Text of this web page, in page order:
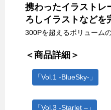
携わったイラストレ
ろしイラストなどを
300Pを超えるボリューム
＜商品詳細＞
「Vol.1 -BlueSky-」
「Vol.3 -Starlet –」